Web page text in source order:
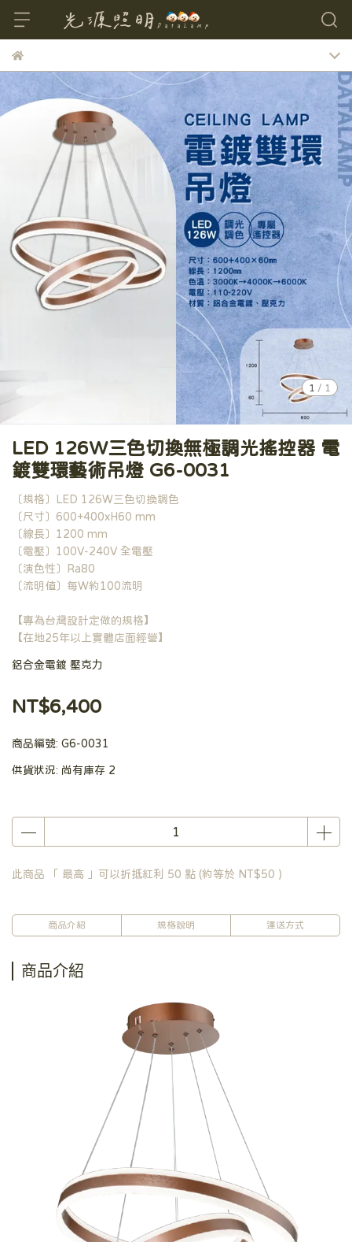
1 / 1
LED 126W三色切換無極調光搖控器 電
鍍雙環藝術吊燈 G6-0031
〔規格〕LED 126W三色切換調色
〔尺寸〕600+400xH60 mm
〔線長〕1200 mm
〔電壓〕100V-240V 全電壓
〔演色性〕Ra80
〔流明值〕每W約100流明
【專為台灣設計定做的規格】
【在地25年以上實體店面經營】
鋁合金電鍍 壓克力
NT$6,400
商品編號: G6-0031
供貨狀況: 尚有庫存 2
此商品 「 最高 」可以折抵紅利 50 點 (約等於 NT$50 )
商品介紹 規格說明 運送方式
商品介紹